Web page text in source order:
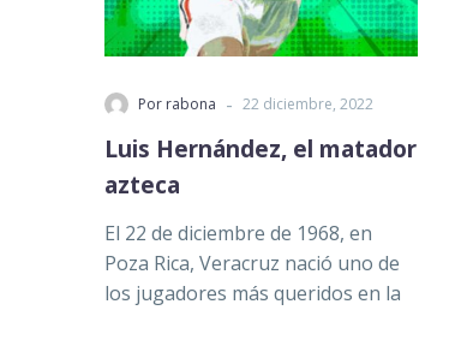
Por rabona - 22 diciembre, 2022
Luis Hernández, el matador
azteca
El 22 de diciembre de 1968, en
Poza Rica, Veracruz nació uno de
los jugadores más queridos en la